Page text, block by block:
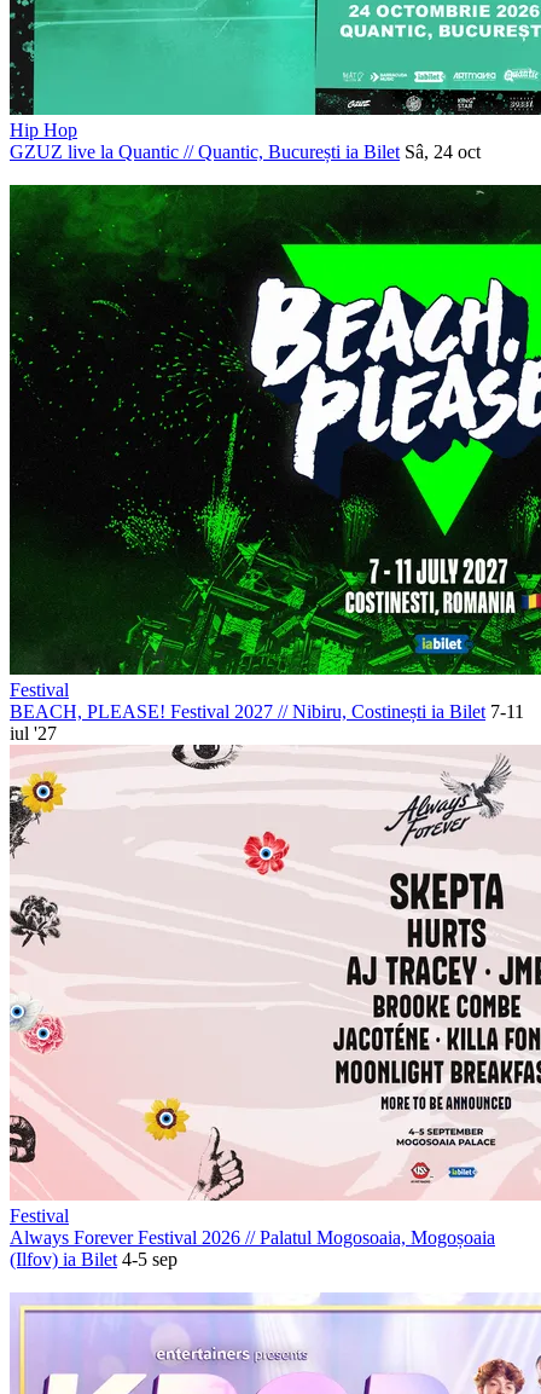
Hip Hop
GZUZ live la Quantic //Quantic, București ia Bilet Sâ, 24 oct
Festival
BEACH, PLEASE! Festival 2027 //Nibiru, Costinești ia Bilet 7-11
iul '27
Festival
Always Forever Festival 2026 //Palatul Mogosoaia, Mogoșoaia
(Ilfov) ia Bilet 4-5 sep